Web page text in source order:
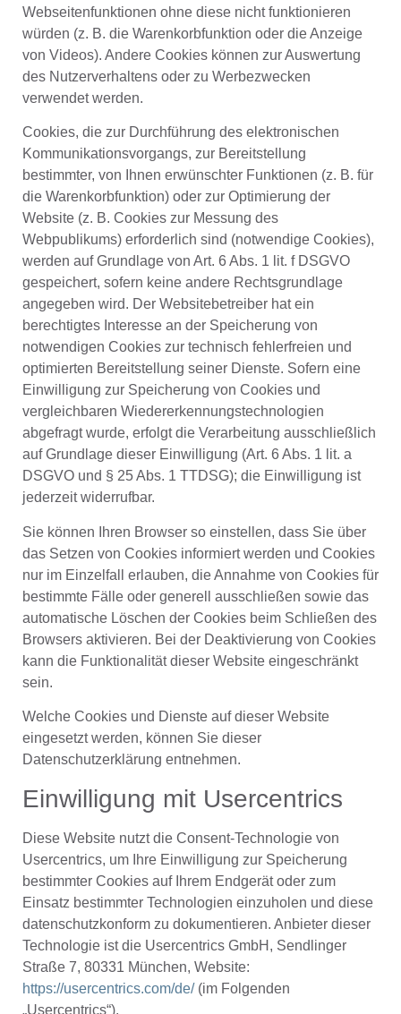
Webseitenfunktionen ohne diese nicht funktionieren
würden (z. B. die Warenkorbfunktion oder die Anzeige
von Videos). Andere Cookies können zur Auswertung
des Nutzerverhaltens oder zu Werbezwecken
verwendet werden.
Cookies, die zur Durchführung des elektronischen
Kommunikationsvorgangs, zur Bereitstellung
bestimmter, von Ihnen erwünschter Funktionen (z. B. für
die Warenkorbfunktion) oder zur Optimierung der
Website (z. B. Cookies zur Messung des
Webpublikums) erforderlich sind (notwendige Cookies),
werden auf Grundlage von Art. 6 Abs. 1 lit. f DSGVO
gespeichert, sofern keine andere Rechtsgrundlage
angegeben wird. Der Websitebetreiber hat ein
berechtigtes Interesse an der Speicherung von
notwendigen Cookies zur technisch fehlerfreien und
optimierten Bereitstellung seiner Dienste. Sofern eine
Einwilligung zur Speicherung von Cookies und
vergleichbaren Wiedererkennungstechnologien
abgefragt wurde, erfolgt die Verarbeitung ausschließlich
auf Grundlage dieser Einwilligung (Art. 6 Abs. 1 lit. a
DSGVO und § 25 Abs. 1 TTDSG); die Einwilligung ist
jederzeit widerrufbar.
Sie können Ihren Browser so einstellen, dass Sie über
das Setzen von Cookies informiert werden und Cookies
nur im Einzelfall erlauben, die Annahme von Cookies für
bestimmte Fälle oder generell ausschließen sowie das
automatische Löschen der Cookies beim Schließen des
Browsers aktivieren. Bei der Deaktivierung von Cookies
kann die Funktionalität dieser Website eingeschränkt
sein.
Welche Cookies und Dienste auf dieser Website
eingesetzt werden, können Sie dieser
Datenschutzerklärung entnehmen.
Einwilligung mit Usercentrics
Diese Website nutzt die Consent-Technologie von
Usercentrics, um Ihre Einwilligung zur Speicherung
bestimmter Cookies auf Ihrem Endgerät oder zum
Einsatz bestimmter Technologien einzuholen und diese
datenschutzkonform zu dokumentieren. Anbieter dieser
Technologie ist die Usercentrics GmbH, Sendlinger
Straße 7, 80331 München, Website:
https://usercentrics.com/de/(im Folgenden
„Usercentrics“).